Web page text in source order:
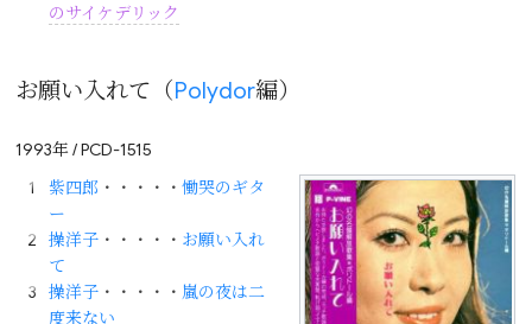
のサイケデリック
お願い入れて（Polydor編）
1993年 / PCD-1515
紫四郎 ・・・・・慟哭のギタ
ー
操洋子 ・・・・・ お願い入れ
て
操洋子 ・・・・・ 嵐の夜は二
度来ない